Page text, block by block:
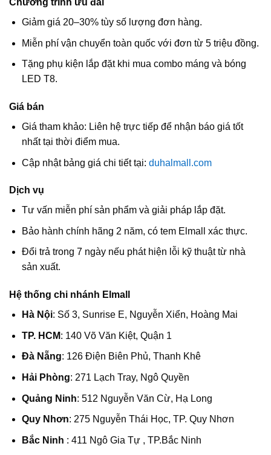
Chương trình ưu đãi
Giảm giá 20–30% tùy số lượng đơn hàng.
Miễn phí vận chuyển toàn quốc với đơn từ 5 triệu đồng.
Tặng phụ kiện lắp đặt khi mua combo máng và bóng
LED T8.
Giá bán
Giá tham khảo: Liên hệ trực tiếp để nhận báo giá tốt
nhất tại thời điểm mua.
Cập nhật bảng giá chi tiết tại: duhalmall.com
Dịch vụ
Tư vấn miễn phí sản phẩm và giải pháp lắp đặt.
Bảo hành chính hãng 2 năm, có tem Elmall xác thực.
Đổi trả trong 7 ngày nếu phát hiện lỗi kỹ thuật từ nhà
sản xuất.
Hệ thống chi nhánh Elmall
Hà Nội: Số 3, Sunrise E, Nguyễn Xiển, Hoàng Mai
TP. HCM: 140 Võ Văn Kiệt, Quận 1
Đà Nẵng: 126 Điện Biên Phủ, Thanh Khê
Hải Phòng: 271 Lạch Tray, Ngô Quyền
Quảng Ninh: 512 Nguyễn Văn Cừ, Hạ Long
Quy Nhơn: 275 Nguyễn Thái Học, TP. Quy Nhơn
Bắc Ninh : 411 Ngô Gia Tự , TP.Bắc Ninh